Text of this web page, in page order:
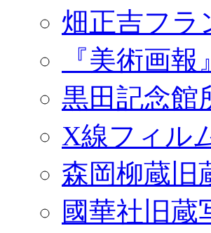
畑正吉フラ
『美術画
黒田記念館
X線フィル
森岡柳蔵旧
國華社旧蔵